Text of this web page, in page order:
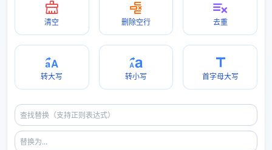
清空 删除空行 去重
转大写 转小写 首字母大写